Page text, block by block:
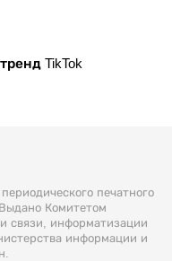
TikTok
печатного
Комитетом
связи, информатизации
информации и